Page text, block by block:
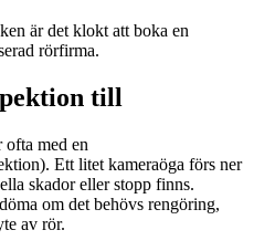
är det klokt att boka en
rörfirma.
till
med en
Ett litet kameraöga förs ner
skador eller stopp finns.
om det behövs rengöring,
av rör.